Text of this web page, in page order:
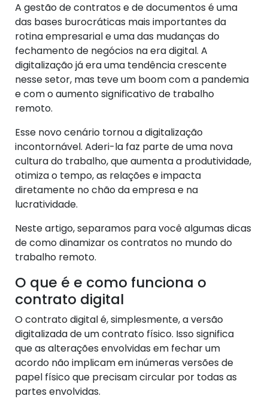
A gestão de contratos e de documentos é uma
das bases burocráticas mais importantes da
rotina empresarial e uma das mudanças do
fechamento de negócios na era digital. A
digitalização já era uma tendência crescente
nesse setor, mas teve um boom com a pandemia
e com o aumento significativo de trabalho
remoto.
Esse novo cenário tornou a digitalização
incontornável. Aderi-la faz parte de uma nova
cultura do trabalho, que aumenta a produtividade,
otimiza o tempo, as relações e impacta
diretamente no chão da empresa e na
lucratividade.
Neste artigo, separamos para você algumas dicas
de como dinamizar os contratos no mundo do
trabalho remoto.
O que é e como funciona o
contrato digital
O contrato digital é, simplesmente, a versão
digitalizada de um contrato físico. Isso significa
que as alterações envolvidas em fechar um
acordo não implicam em inúmeras versões de
papel físico que precisam circular por todas as
partes envolvidas.